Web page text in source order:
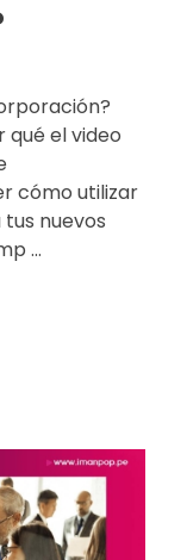
el video
cómo utilizar
nuevos
...